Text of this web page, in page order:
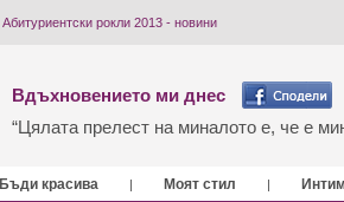
Абитуриентски рокли 2013 - новини
Вдъхновението ми днес
“Цялата прелест на миналото е, че е
Бъди красива | Моят стил |